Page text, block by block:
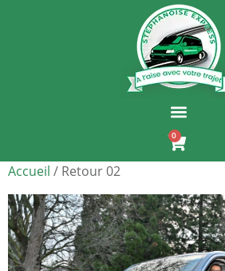
0
Accueil / Retour 02